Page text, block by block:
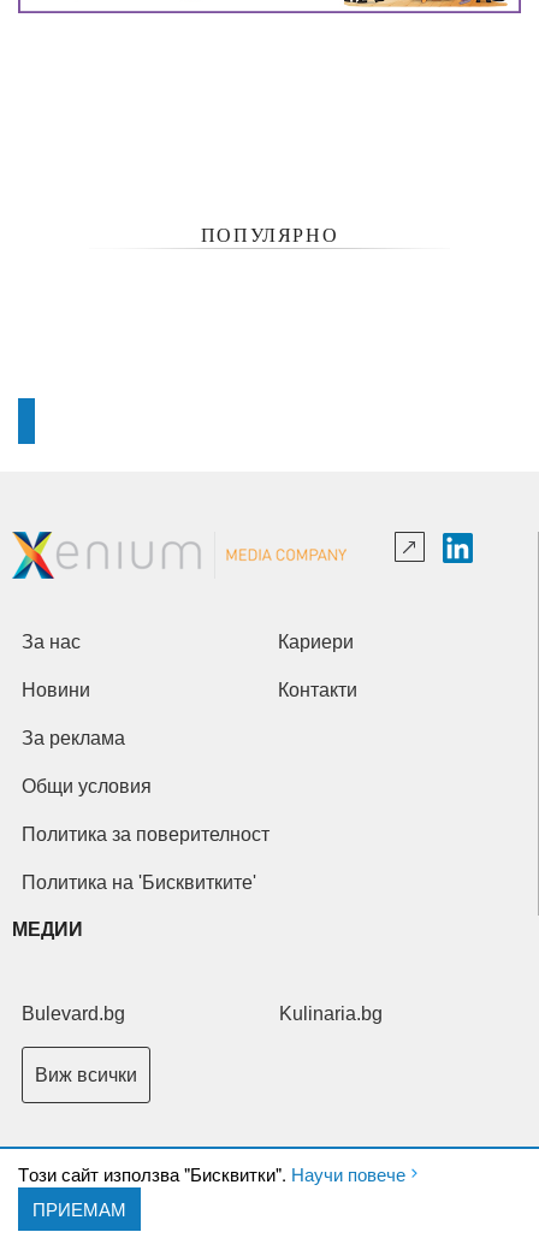
ПОПУЛЯРНО
Tози сайт използва "Бисквитки". Научи повече
ПРИЕМАМ
За нас Кариери
Новини Контакти
За реклама
Общи условия
Политика за поверителност
Политика на 'Бисквитките'
МЕДИИ
Bulevard.bg Kulinaria.bg
Виж всички
Copyright © 2026 Ксениум ООД. Всички права запазени.